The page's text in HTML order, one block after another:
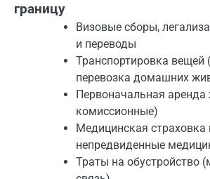
границу
Визовые сборы,
и переводы
Транспортировка вещей
перевозка домашних
Первоначальная аренда
комиссионные)
Медицинская страховка
непредвиденные
Траты на обустройство